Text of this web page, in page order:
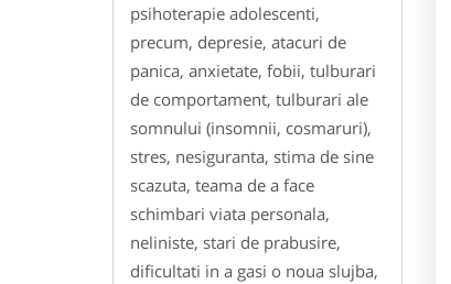
psihoterapie adolescenti,
precum, depresie, atacuri de
panica, anxietate, fobii, tulburari
de comportament, tulburari ale
somnului (insomnii, cosmaruri),
stres, nesiguranta, stima de sine
scazuta, teama de a face
schimbari viata personala,
neliniste, stari de prabusire,
dificultati in a gasi o noua slujba,